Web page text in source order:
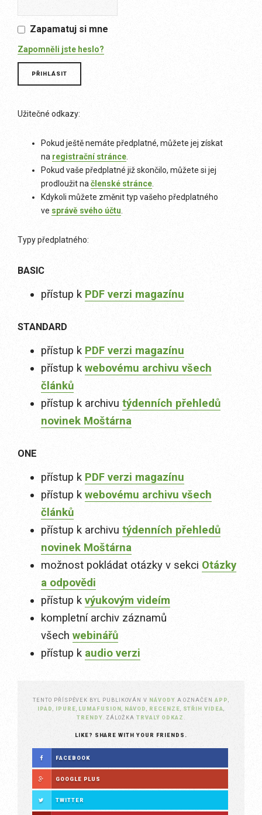
Zapamatuj si mne
Zapomněli jste heslo?
Užitečné odkazy:
Pokud ještě nemáte předplatné, můžete jej získat
na registrační stránce
Pokud vaše předplatné již skončilo, můžete si jej
prodloužit na členské stránce
Kdykoli můžete změnit typ vašeho předplatného
ve správě svého účtu
Typy předplatného:
BASIC
přístup k PDF verzi magazínu
STANDARD
přístup k PDF verzi magazínu
přístup k webovému archivu všech
článků
přístup k archivu týdenních přehledů
novinek Moštárna
ONE
přístup k PDF verzi magazínu
přístup k webovému archivu všech
článků
přístup k archivu týdenních přehledů
novinek Moštárna
možnost pokládat otázky v sekci Otázky
a odpovědi
přístup k výukovým videím
kompletní archiv záznamů
všech webinářů
přístup k audio verzi
TENTO PŘÍSPĚVEK BYL PUBLIKOVÁN V NÁVODY A OZNAČEN APP
IPAD
IPURE LUMAFUSION NÁVOD RECENZE STŘIH VIDEA
TRENDY . ZÁLOŽKA TRVALÝ ODKAZ
LIKE? SHARE WITH YOUR FRIENDS.
FACEBOOK
GOOGLE PLUS
TWITTER